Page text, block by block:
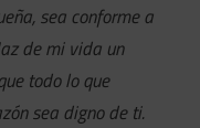
sea conforme a
de mi vida un
todo lo que
sea digno de ti.